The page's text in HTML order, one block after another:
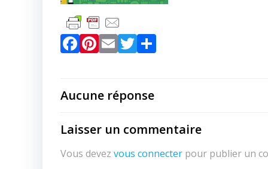
Facebook
Pinterest
EmailTwitter
Aucune réponse
Laisser un commentaire
Vous devez vous connecter pour publier un